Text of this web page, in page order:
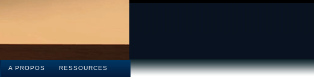
A PROPOS RESSOURCES